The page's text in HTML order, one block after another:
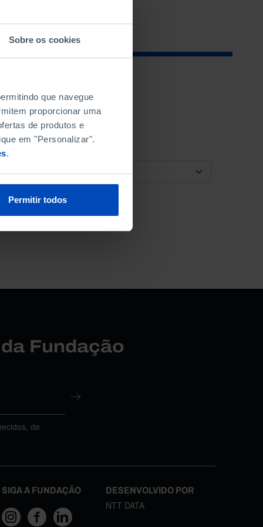
Sobre os cookies
que navegue
proporcionar uma
de produtos e
em "Personalizar".
.
Permitir todos
ORDENAR POR
Fundação
de
SIGA A FUNDAÇÃO DESENVOLVIDO POR
NTT DATA